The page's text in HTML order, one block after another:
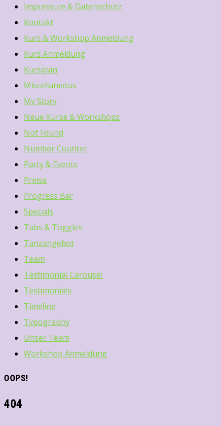
Impressum & Datenschutz
Kontakt
Kurs & Workshop Anmeldung
Kurs Anmeldung
Kursplan
Miscellaneous
My Story
Neue Kurse & Workshops
Not Found
Number Counter
Party & Events
Preise
Progress Bar
Specials
Tabs & Toggles
Tanzangebot
Team
Testimonial Carousel
Testimonials
Timeline
Typography
Unser Team
Workshop Anmeldung
OOPS!
404